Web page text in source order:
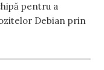
pentru a
Debian prin